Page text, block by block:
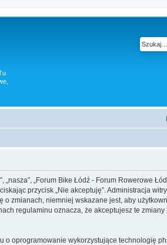
„Forum Bike Łódź - Forum Rowerowe
przycisk „Nie akceptuję”. Administracja
zmianach, niemniej wskazane jest, aby
regulaminu oznacza, że akceptujesz te
o oprogramowanie wykorzystujące technologię